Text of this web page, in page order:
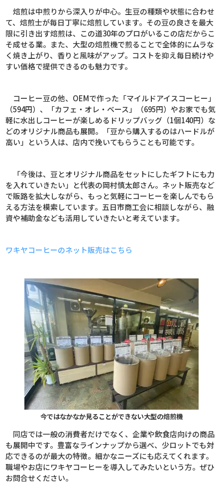
焙煎は中煎りから深入りが中心。生豆の種類や状態に合わせ
て、焙煎士が毎日丁寧に焙煎しています。その豆の良さを最大
限に引き出す焙煎は、この道30年のプロがいるこの店だからこ
そ成せる業。また、大型の焙煎機で煎ることで全体的にムラな
く焼き上がり、香りと風味がアップ。コストを抑え毎日続けや
すい価格で提供できるのも魅力です。
コーヒー豆の他、 OEMで作った「マイルドアイスコーヒー」
（594円）、「カフェ・オレ・ベース」（695円）やお家でも気
軽に水出しコーヒーが楽しめるドリップバッグ（1個140円）な
どのオリジナル商品も展開。「豆から購入するのはハードルが
高い」という人は、店内で挽いてもらうことも可能です。
「今後は、豆とオリジナル商品をセットにしたギフトにも力
を入れていきたい」と代表の岡村慎太郎さん。ネット販売など
で販路を拡大しながら、もっと気軽にコーヒーを楽しんでもら
える方法を模索しています。五日市商工会に相談しながら、融
資や補助金なども活用していきたいと考えています。
ワキヤコーヒーのネット販売はこちら
今ではなかなか見ることができない大型の焙煎機
同店では一般の消費者だけでなく、企業や飲食店向けの商品
も展開中です。豊富なラインナップから選べ、少ロットでも対
応できるのが最大の特徴。細かなニーズにも応えてくれます。
職場やお店にワキヤコーヒーを導入してみたいという方。ぜひ
お問合せください。